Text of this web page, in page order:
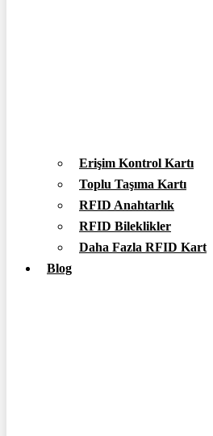
Erişim Kontrol Kartı
Toplu Taşıma Kartı
RFID Anahtarlık
RFID Bileklikler
Daha Fazla RFID Kart
Blog